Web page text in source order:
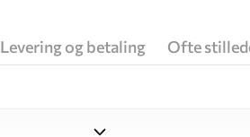
Levering og betaling Ofte